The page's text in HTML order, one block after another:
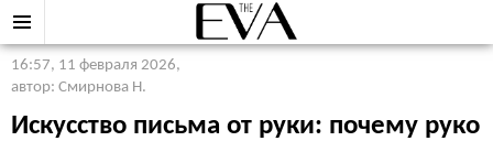
16:57, 11 февраля 2026,
автор: Смирнова Н.
Искусство письма от руки: почему руко